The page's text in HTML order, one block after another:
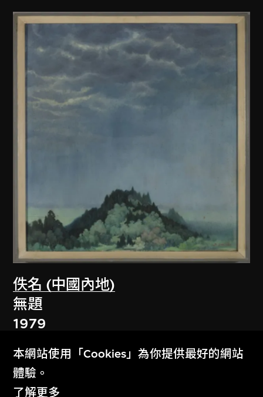
佚名 (中國內地)
無題
1979
本網站使用「Cookies」為你提供最好的網站
體驗。
了解更多